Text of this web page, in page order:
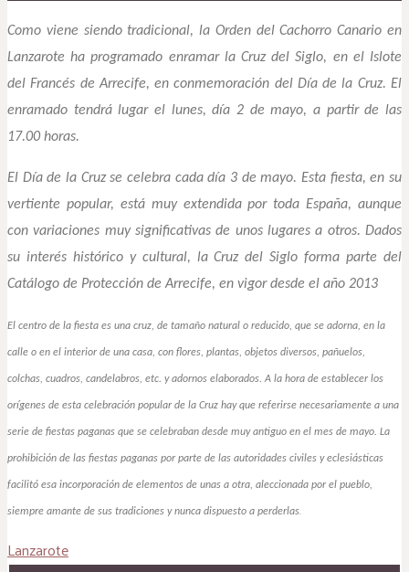
Como viene siendo tradicional, la Orden del Cachorro Canario en
Lanzarote ha programado enramar la Cruz del Siglo, en el Islote
del Francés de Arrecife, en conmemoración del Día de la Cruz. El
enramado tendrá lugar el lunes, día 2 de mayo, a partir de las
17.00 horas.
El Día de la Cruz se celebra cada día 3 de mayo. Esta fiesta, en su
vertiente popular, está muy extendida por toda España, aunque
con variaciones muy significativas de unos lugares a otros. Dados
su interés histórico y cultural, la Cruz del Siglo forma parte del
Catálogo de Protección de Arrecife, en vigor desde el año 2013
El centro de la fiesta es una cruz, de tamaño natural o reducido, que se adorna, en la
calle o en el interior de una casa, con flores, plantas, objetos diversos, pañuelos,
colchas, cuadros, candelabros, etc. y adornos elaborados. A la hora de establecer los
orígenes de esta celebración popular de la Cruz hay que referirse necesariamente a una
serie de fiestas paganas que se celebraban desde muy antiguo en el mes de mayo. La
prohibición de las fiestas paganas por parte de las autoridades civiles y eclesiásticas
facilitó esa incorporación de elementos de unas a otra, aleccionada por el pueblo,
siempre amante de sus tradiciones y nunca dispuesto a perderlas.
Lanzarote